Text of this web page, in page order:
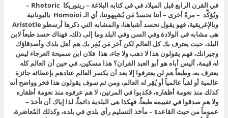
في القرن الرابع قبل الميلاد في في كتابه البلاغة – ريتوريكا Rhetoric –
ويُؤكِّد – مرةً أخرى – أننا نحسدُ مَن يُشبِهوننا، أي الـ Homoioi باليونانية
وبالإغريقية، فهو يقول نحسد أشباهنا، والمشابه التي ذكرها أرسطو Aristotle
هى مشابه في الولادة وفي السن وفي البلد وما إلى ذلك، فهناك حسد طبعاً لابن
البلد، حيث يعترف بك كل العالم لكن آخر مَن يُقِر بك هم أهل بلدك وأصدقاؤك
وجيرانك، فهم يقولون هذا لا ذهب ولا جاء، هذا فلان ابن سميحة العرجاء ليس
له قيمة، أليس أباه هو أبو العبد الفران؟ هذا مسكين، في حين أن العالم كله
يعترف به، وطبعاً هم لن يعترفوا إلا بعد أن يكسر العالم عنادهم بإعطائه جائزة
عالمية أو لقباً عالمياً أو يُقِر له العالم، ومن ثم سوف يقولون هذا فخر وواضح أنه
كذلك منذ نعومة أظفاره، فكذبوا في المرتين، لا هم عرفوه منذ نعومة أظفاره
ولا هم صدقوا في تقييمه طبعاً، فهكذا هى البلدية دائماً، لذا إياك أن تأخذ –
عموماً من حيث القاعدة – مأخذ التسليم رأي بلدي في بلده، وكذلك المُعاصَرة،